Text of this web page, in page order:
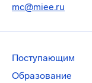
mc@miee.ru
Поступающим
Образование